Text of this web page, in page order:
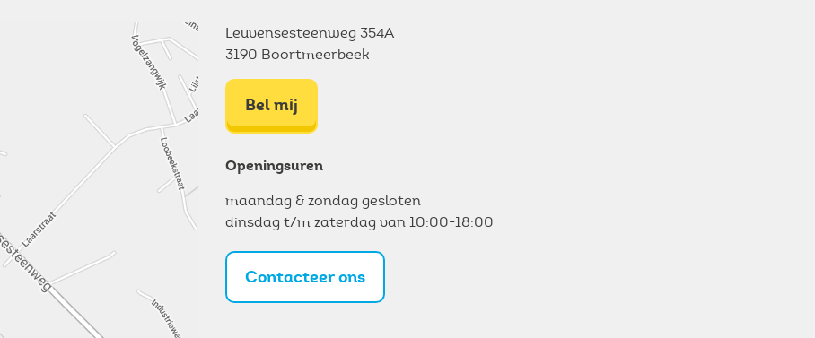
Leuvensesteenweg 354A
3190 Boortmeerbeek
Bel mij
Openingsuren
maandag & zondag gesloten
dinsdag t/m zaterdag van 10:00-18:00
Contacteer ons